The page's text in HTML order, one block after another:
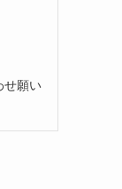
せ願い